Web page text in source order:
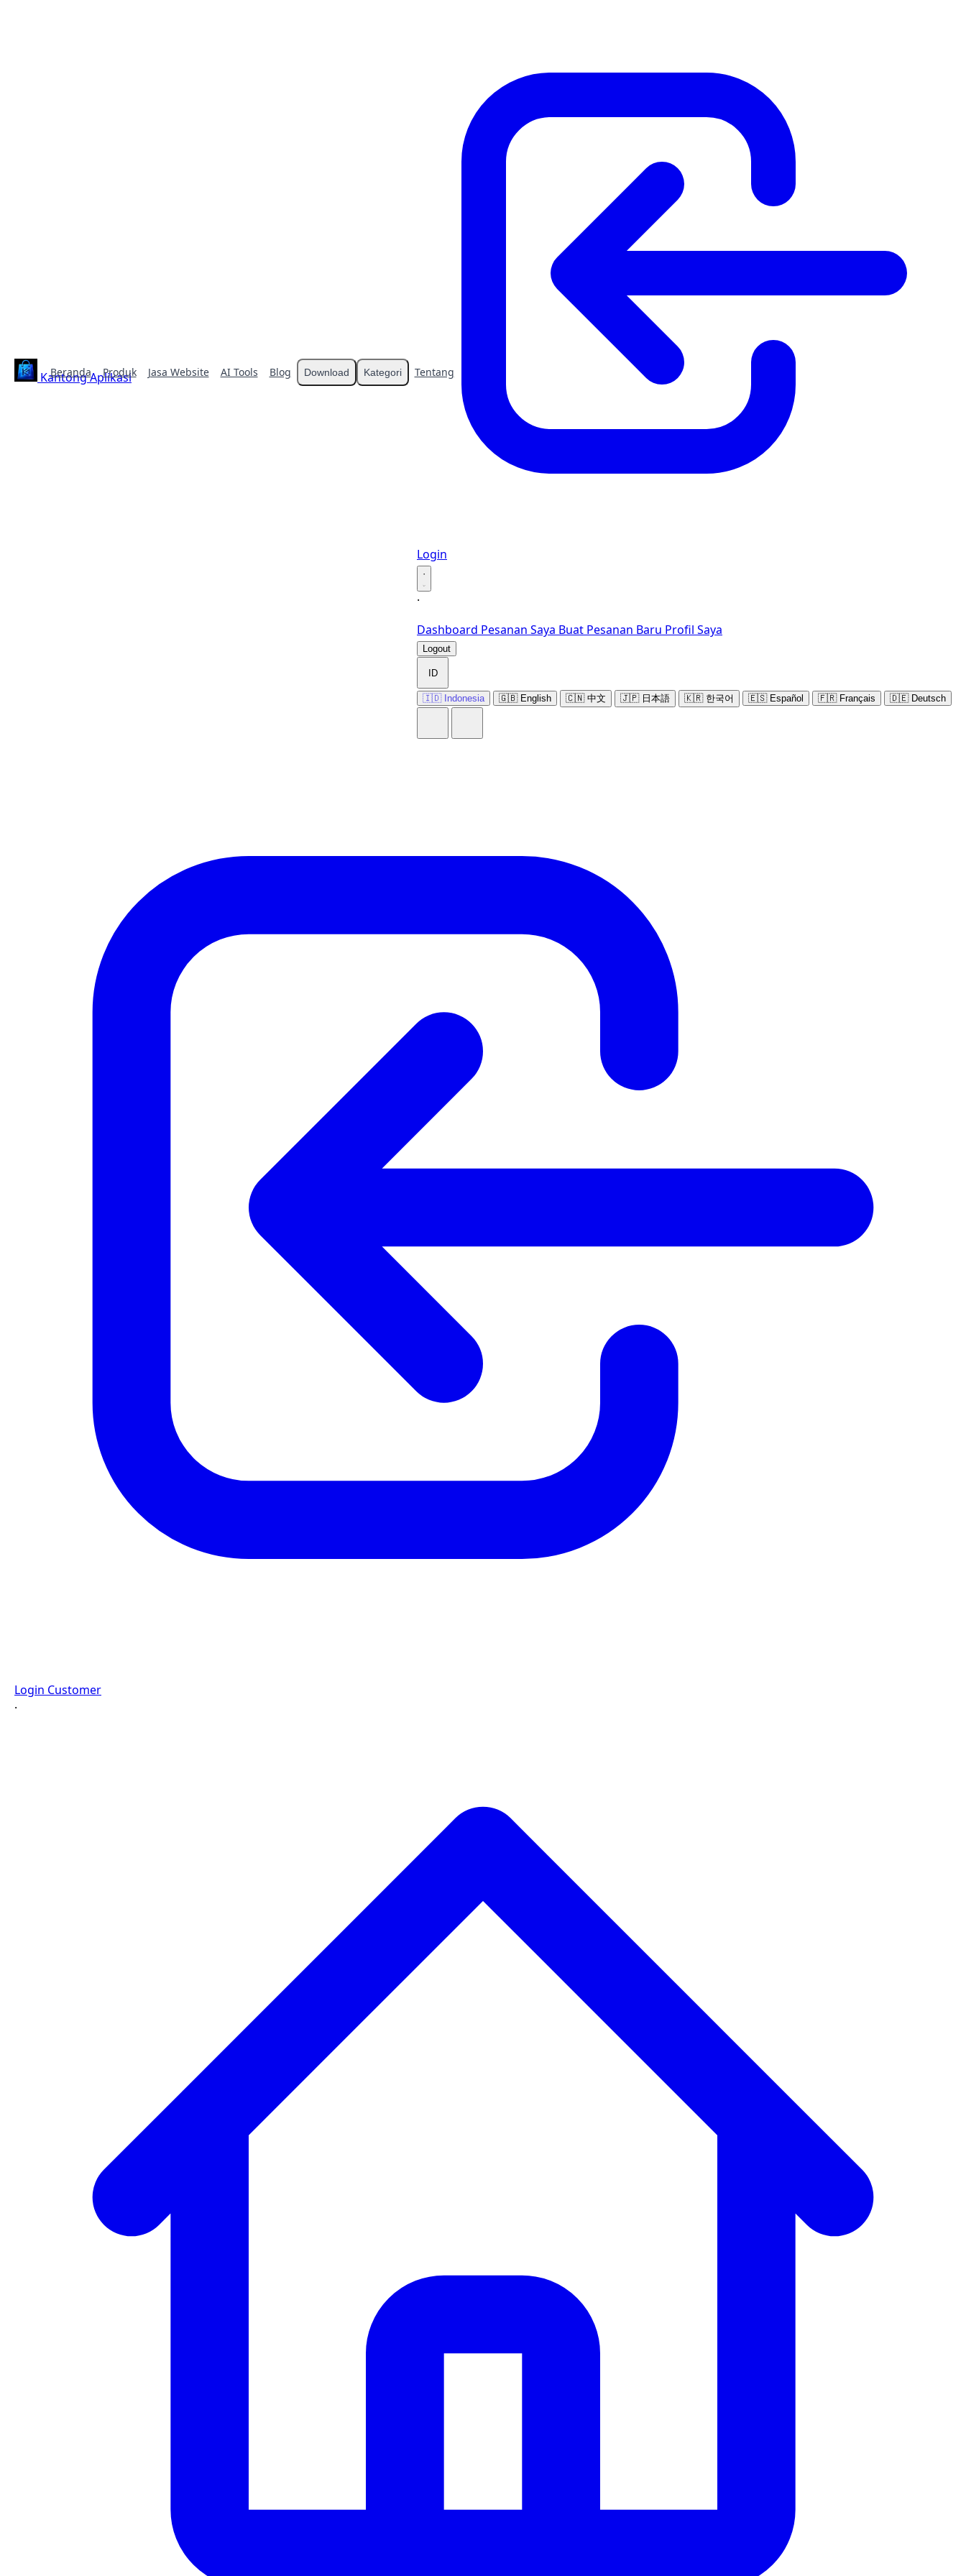
Kantong Aplikasi
Beranda Produk Jasa Website AI Tools Blog Download Kategori Tentang
Login
·
·
Dashboard Pesanan Saya Buat Pesanan Baru Profil Saya
Logout
ID
🇮🇩 Indonesia 🇬🇧 English 🇨🇳 中文 🇯🇵 日本語 🇰🇷 한국어 🇪🇸 Español 🇫🇷 Français 🇩🇪 Deutsch
Login Customer
·